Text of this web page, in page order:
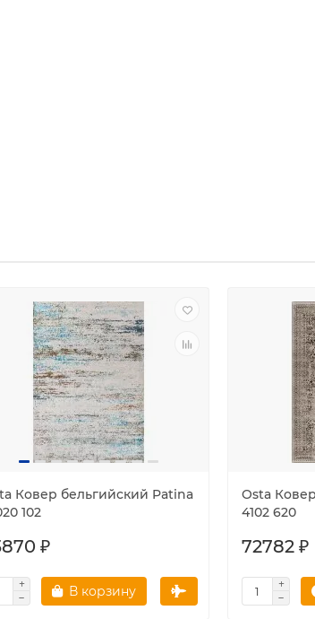
Ковер бельгийский Patina
102
₽
В корзину
Osta
4102 620
72782 ₽